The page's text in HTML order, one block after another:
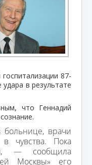
87-
в результате
что Геннадий
врачи
чувства. Пока
— сообщила
Москвы» его